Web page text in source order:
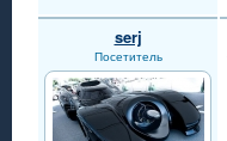
serj
Посетитель